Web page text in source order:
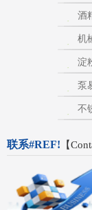
酒
机
淀
泵
不
联系#REF! 【